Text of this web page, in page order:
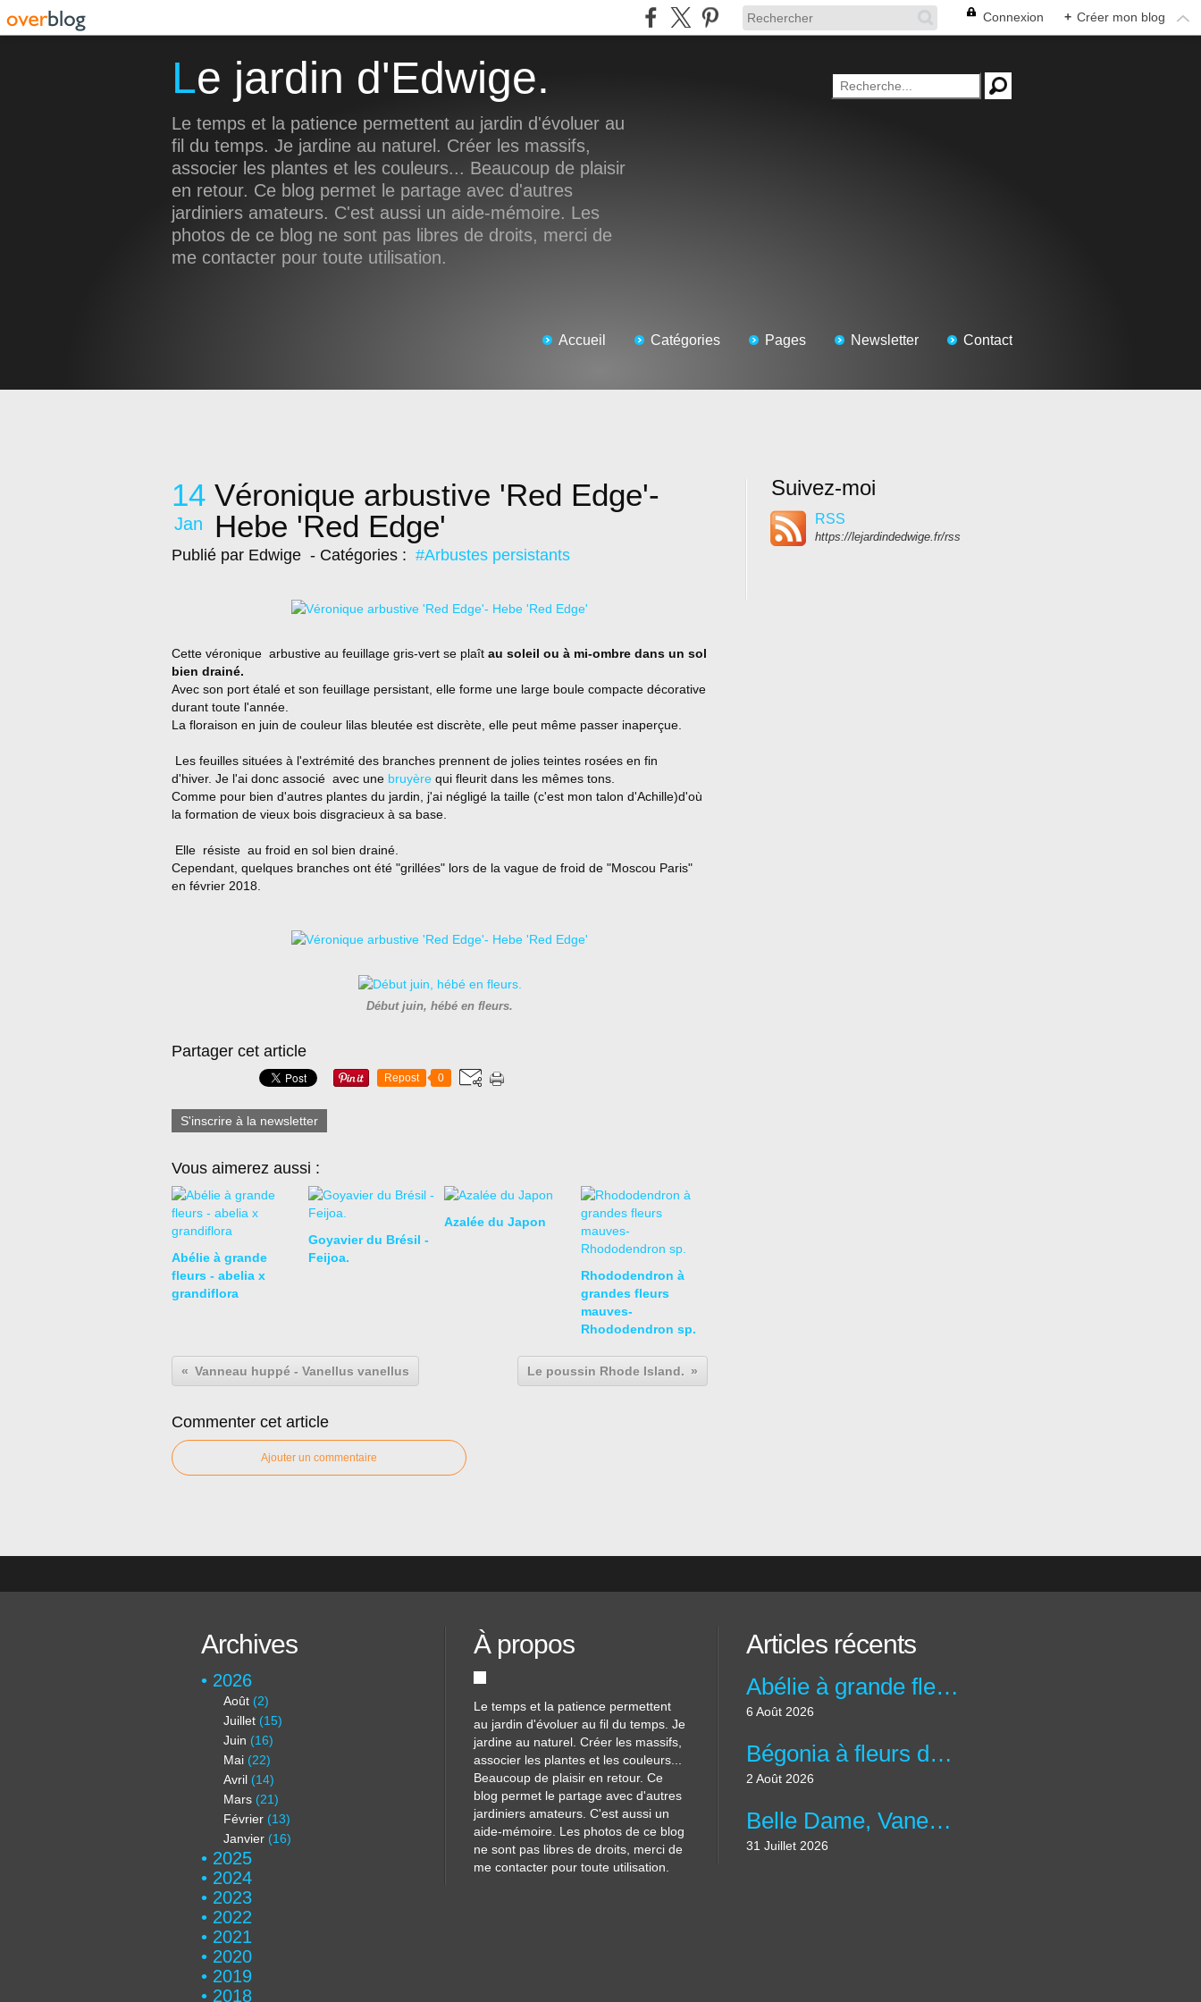
Connexion + Créer mon blog
Le jardin d'Edwige.
Le temps et la patience permettent au jardin d'évoluer au
fil du temps. Je jardine au naturel. Créer les massifs,
associer les plantes et les couleurs... Beaucoup de plaisir
en retour. Ce blog permet le partage avec d'autres
jardiniers amateurs. C'est aussi un aide-mémoire. Les
photos de ce blog ne sont pas libres de droits, merci de
me contacter pour toute utilisation.
Accueil Catégories Pages Newsletter Contact
14
Jan
Véronique arbustive 'Red Edge'-
Hebe 'Red Edge'
Publié par Edwige - Catégories : #Arbustes persistants
Cette véronique arbustive au feuillage gris-vert se plaît au soleil ou à mi-ombre dans un sol
bien drainé.
Avec son port étalé et son feuillage persistant, elle forme une large boule compacte décorative
durant toute l'année.
La floraison en juin de couleur lilas bleutée est discrète, elle peut même passer inaperçue.
Les feuilles situées à l'extrémité des branches prennent de jolies teintes rosées en fin
d'hiver. Je l'ai donc associé avec une bruyère qui fleurit dans les mêmes tons.
Comme pour bien d'autres plantes du jardin, j'ai négligé la taille (c'est mon talon d'Achille)d'où
la formation de vieux bois disgracieux à sa base.
Elle résiste au froid en sol bien drainé.
Cependant, quelques branches ont été "grillées" lors de la vague de froid de "Moscou Paris"
en février 2018.
Début juin, hébé en fleurs.
Partager cet article
Repost 0
S'inscrire à la newsletter
Vous aimerez aussi :
Abélie à grande
fleurs - abelia x
grandiflora
Goyavier du Brésil -
Feijoa.
Azalée du Japon
Rhododendron à
grandes fleurs
mauves-
Rhododendron sp.
Vanneau huppé - Vanellus vanellus Le poussin Rhode Island.
Commenter cet article
Ajouter un commentaire
Suivez-moi
RSS
https://lejardindedwige.fr/rss
Archives
2026
Août (2)
Juillet (15)
Juin (16)
Mai (22)
Avril (14)
Mars (21)
Février (13)
Janvier (16)
2025
2024
2023
2022
2021
2020
2019
2018
À propos
Le temps et la patience permettent
au jardin d'évoluer au fil du temps. Je
jardine au naturel. Créer les massifs,
associer les plantes et les couleurs...
Beaucoup de plaisir en retour. Ce
blog permet le partage avec d'autres
jardiniers amateurs. C'est aussi un
aide-mémoire. Les photos de ce blog
ne sont pas libres de droits, merci de
me contacter pour toute utilisation.
Articles récents
Abélie à grande fleurs - abelia x grandiflora
6 Août 2026
Bégonia à fleurs double 'Bouton de Rose' - Begonia x tuberhybrida 'Bouton de Rose'
2 Août 2026
Belle Dame, Vanesse des Chardons - Vanessa cardui
31 Juillet 2026